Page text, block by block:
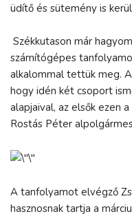
üdítő és sütemény is
Székkutason már
számítógépes
alkalommal tettük meg.
hogy idén két csoport
alapjaival, az elsők ezen
Rostás Péter
A tanfolyamot elvégző
hasznosnak tartja a